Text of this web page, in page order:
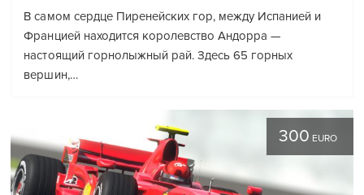
В самом сердце Пиренейских гор, между Испанией и
Францией находится королевство Андорра —
настоящий горнолыжный рай. Здесь 65 горных
вершин,…
300 EURO